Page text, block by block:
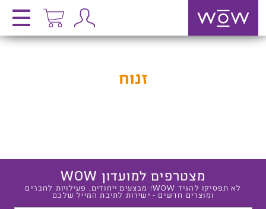
זנוח
מצטרפים למועדון WOW
לא תפסיקו להגיד WOW! מבצעים ייחודים, פעילויות לחברים
ומוצרים חדשים - ישירות לתיבת המייל שלכם